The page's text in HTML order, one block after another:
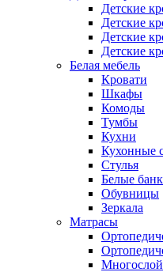
Детские
Детские
Детские
Детские
Белая мебель
Кровати
Шкафы
Комоды
Тумбы
Кухни
Кухонные
Стулья
Белые
Обувницы
Зеркала
Матрасы